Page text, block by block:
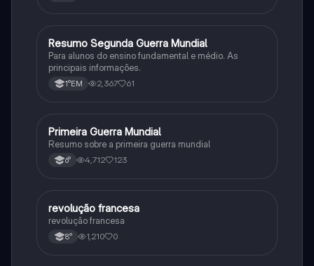
História
Resumo Segunda Guerra Mundial
Para alunos do ensino fundamental e médio. As
principais informações.
1°EM 2,367 61
História
Primeira Guerra Mundial
Resumo sobre a primeira guerra mundial
6° 4,712 123
História
revolução francesa
revolução francesa
8° 1,210 0